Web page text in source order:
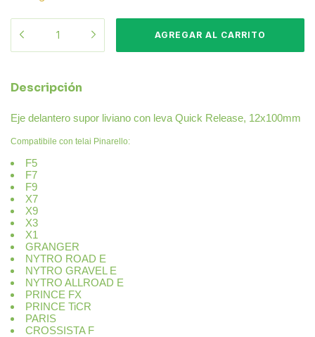
Descripción
Eje delantero supor liviano con leva Quick Release, 12x100mm
Compatibile con telai Pinarello:
F5
F7
F9
X7
X9
X3
X1
GRANGER
NYTRO ROAD E
NYTRO GRAVEL E
NYTRO ALLROAD E
PRINCE FX
PRINCE TiCR
PARIS
CROSSISTA F